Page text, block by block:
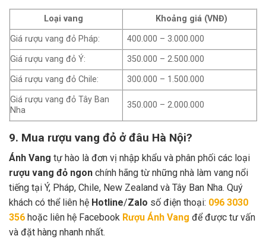
Loại vang
Khoảng giá (VNĐ)
Giá rượu vang đỏ Pháp:
400.000 – 3.000.000
Giá rượu vang đỏ Ý:
350.000 – 2.500.000
Giá rượu vang đỏ Chile:
300.000 – 1.500.000
Giá rượu vang đỏ Tây Ban
Nha
350.000 – 2.000.000
9. Mua rượu vang đỏ ở đâu Hà Nội?
Ánh Vang tự hào là đơn vị nhập khẩu và phân phối các loại
rượu vang đỏ ngon chính hãng từ những nhà làm vang nổi
tiếng tại Ý, Pháp, Chile, New Zealand và Tây Ban Nha. Quý
khách có thể liên hệ Hotline/Zalo số điện thoại: 096 3030
356 hoặc liên hệ Facebook Rượu Ánh Vang để được tư vấn
và đặt hàng nhanh nhất.